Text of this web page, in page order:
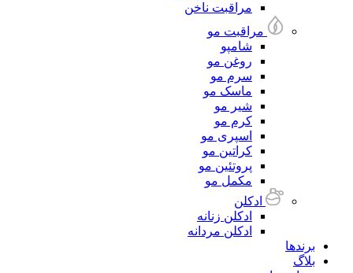
مراقبت ناخن
مراقبت مو
شامپو
روغن مو
سرم مو
ماسک مو
شیر مو
کرم مو
اسپری مو
کراتین مو
پروتئین مو
مکمل مو
ادکلن
ادکلن زنانه
ادکلن مردانه
برندها
بلاگ